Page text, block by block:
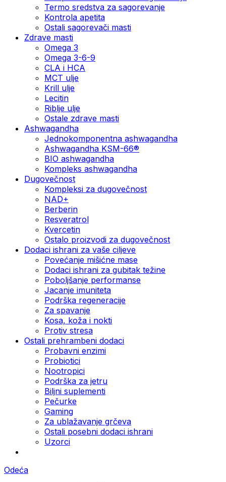
Termo sredstva za sagorevanje
Kontrola apetita
Ostali sagorevači masti
Zdrave masti
Omega 3
Omega 3-6-9
CLA i HCA
MCT ulje
Krill ulje
Lecitin
Riblje ulje
Ostale zdrave masti
Ashwagandha
Jednokomponentna ashwagandha
Ashwagandha KSM-66®
BIO ashwagandha
Kompleks ashwagandha
Dugovečnost
Kompleksi za dugovečnost
NAD+
Berberin
Resveratrol
Kvercetin
Ostalo proizvodi za dugovečnost
Dodaci ishrani za vaše ciljeve
Povećanje mišićne mase
Dodaci ishrani za gubitak težine
Poboljšanje performanse
Jacanje imuniteta
Podrška regeneracije
Za spavanje
Kosa, koža i nokti
Protiv stresa
Ostali prehrambeni dodaci
Probavni enzimi
Probiotici
Nootropici
Podrška za jetru
Biljni suplementi
Pečurke
Gaming
Za ublažavanje grčeva
Ostali posebni dodaci ishrani
Uzorci
Odeća